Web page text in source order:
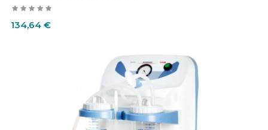
Prix
134,64 €